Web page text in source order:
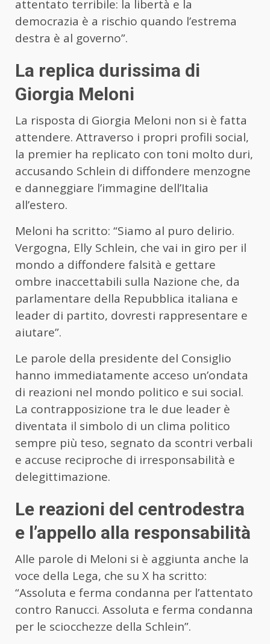
attentato terribile: la libertà e la
democrazia è a rischio quando l’estrema
destra è al governo”.
La replica durissima di
Giorgia Meloni
La risposta di Giorgia Meloni non si è fatta
attendere. Attraverso i propri profili social,
la premier ha replicato con toni molto duri,
accusando Schlein di diffondere menzogne
e danneggiare l’immagine dell’Italia
all’estero.
Meloni ha scritto: “Siamo al puro delirio.
Vergogna, Elly Schlein, che vai in giro per il
mondo a diffondere falsità e gettare
ombre inaccettabili sulla Nazione che, da
parlamentare della Repubblica italiana e
leader di partito, dovresti rappresentare e
aiutare”.
Le parole della presidente del Consiglio
hanno immediatamente acceso un’ondata
di reazioni nel mondo politico e sui social.
La contrapposizione tra le due leader è
diventata il simbolo di un clima politico
sempre più teso, segnato da scontri verbali
e accuse reciproche di irresponsabilità e
delegittimazione.
Le reazioni del centrodestra
e l’appello alla responsabilità
Alle parole di Meloni si è aggiunta anche la
voce della Lega, che su X ha scritto:
“Assoluta e ferma condanna per l’attentato
contro Ranucci. Assoluta e ferma condanna
per le sciocchezze della Schlein”.